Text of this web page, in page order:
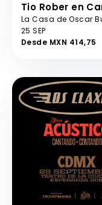
Tio Rober en
La Casa de Oscar
25 SEP
Desde MXN 414,75